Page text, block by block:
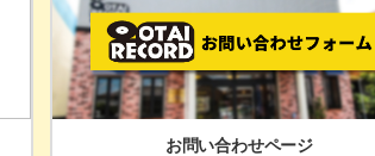
お問い合わせページ